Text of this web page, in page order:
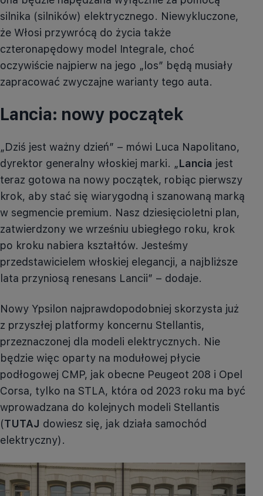
silnika (silników) elektrycznego. Niewykluczone,
że Włosi przywrócą do życia także
czteronapędowy model Integrale, choć
oczywiście najpierw na jego „los” będą musiały
zapracować zwyczajne warianty tego auta.
Lancia: nowy początek
„Dziś jest ważny dzień” – mówi Luca Napolitano,
dyrektor generalny włoskiej marki. „Lancia jest
teraz gotowa na nowy początek, robiąc pierwszy
krok, aby stać się wiarygodną i szanowaną marką
w segmencie premium. Nasz dziesięcioletni plan,
zatwierdzony we wrześniu ubiegłego roku, krok
po kroku nabiera kształtów. Jesteśmy
przedstawicielem włoskiej elegancji, a najbliższe
lata przyniosą renesans Lancii” – dodaje.
Nowy Ypsilon najprawdopodobniej skorzysta już
z przyszłej platformy koncernu Stellantis,
przeznaczonej dla modeli elektrycznych. Nie
będzie więc oparty na modułowej płycie
podłogowej CMP, jak obecne Peugeot 208 i Opel
Corsa, tylko na STLA, która od 2023 roku ma być
wprowadzana do kolejnych modeli Stellantis
(TUTAJ dowiesz się, jak działa samochód
elektryczny).